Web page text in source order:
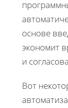
основе
экономит
и
Вот